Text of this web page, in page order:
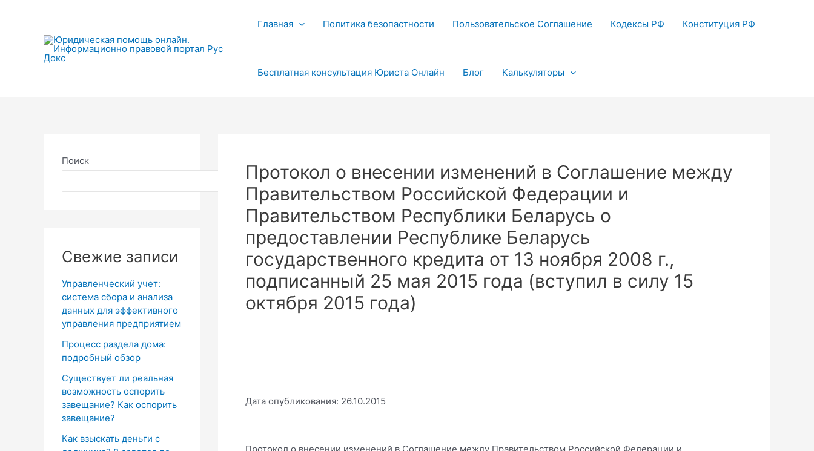
содержимому
Главная Политика безопастности Пользовательское Соглашение Кодексы РФ Конституция РФ
Бесплатная консультация Юриста Онлайн Блог Калькуляторы
Поиск
Поиск
Свежие записи
Управленческий учет:
система сбора и анализа
данных для эффективного
управления предприятием
Процесс раздела дома:
подробный обзор
Существует ли реальная
возможность оспорить
завещание? Как оспорить
завещание?
Как взыскать деньги с
Протокол о внесении изменений в Соглашение между
Правительством Российской Федерации и
Правительством Республики Беларусь о
предоставлении Республике Беларусь
государственного кредита от 13 ноября 2008 г.,
подписанный 25 мая 2015 года (вступил в силу 15
октября 2015 года)
Дата опубликования: 26.10.2015
Протокол о внесении изменений в Соглашение между Правительством Российской Федерации и